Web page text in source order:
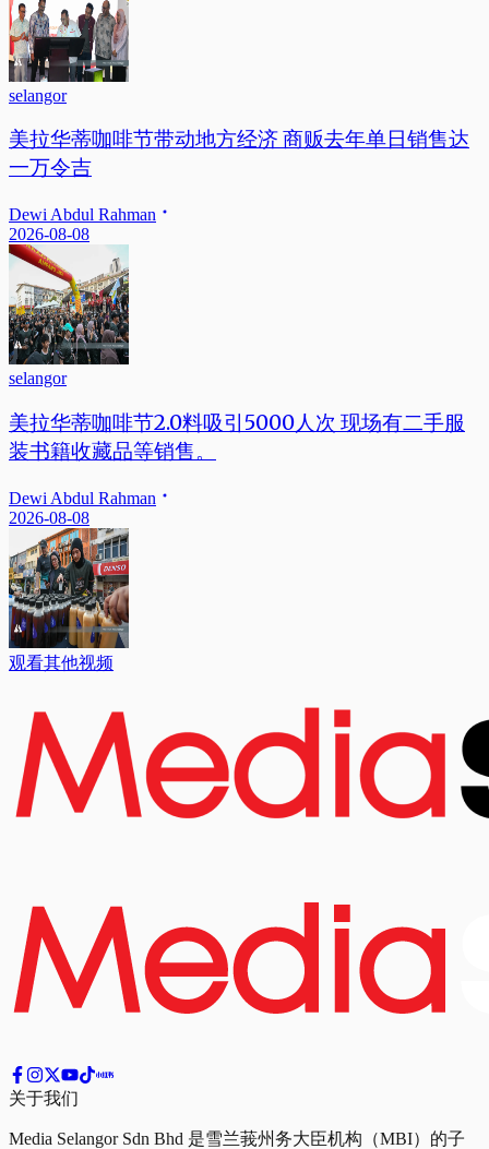
selangor
美拉华蒂咖啡节带动地方经济 商贩去年单日销售达
一万令吉
Dewi Abdul Rahman
2026-08-08
selangor
美拉华蒂咖啡节2.0料吸引5000人次 现场有二手服
装书籍收藏品等销售。
Dewi Abdul Rahman
2026-08-08
观看其他视频
关于我们
Media Selangor Sdn Bhd 是雪兰莪州务大臣机构（MBI）的子